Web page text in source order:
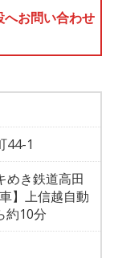
お問い合わせ
44-1
めき鉄道高田
】上信越自動
約10分